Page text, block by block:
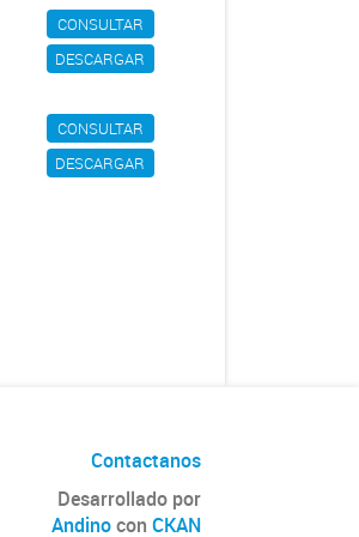
CONSULTAR
DESCARGAR
CONSULTAR
DESCARGAR
Contactanos
Desarrollado por
Andinocon CKAN